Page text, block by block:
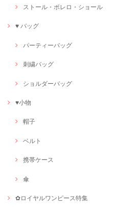
ストール・ボレロ・ショール
♥ バッグ
パーティーバッグ
刺繍バッグ
ショルダーバッグ
♥小物
帽子
ベルト
携帯ケース
傘
✿ロイヤルワンピース特集